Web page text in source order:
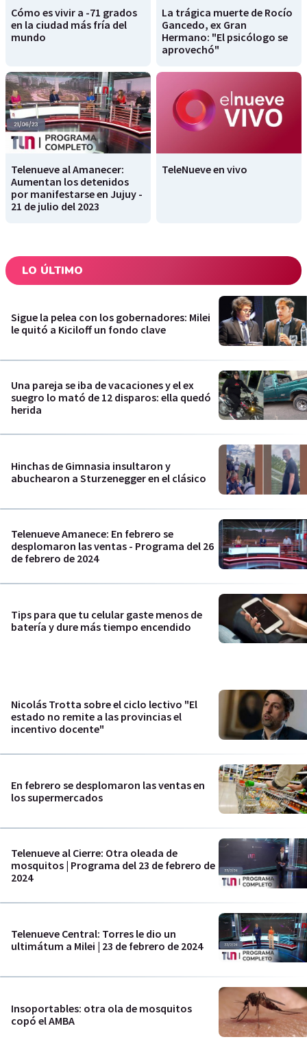
Cómo es vivir a -71 grados
en la ciudad más fría del
mundo
La trágica muerte de Rocío
Gancedo, ex Gran
Hermano: "El psicólogo se
aprovechó"
Telenueve al Amanecer:
Aumentan los detenidos
por manifestarse en Jujuy -
21 de julio del 2023
TeleNueve en vivo
LO ÚLTIMO
Sigue la pelea con los gobernadores: Milei
le quitó a Kiciloff un fondo clave
Una pareja se iba de vacaciones y el ex
suegro lo mató de 12 disparos: ella quedó
herida
Hinchas de Gimnasia insultaron y
abuchearon a Sturzenegger en el clásico
Telenueve Amanece: En febrero se
desplomaron las ventas - Programa del 26
de febrero de 2024
Tips para que tu celular gaste menos de
batería y dure más tiempo encendido
Nicolás Trotta sobre el ciclo lectivo "El
estado no remite a las provincias el
incentivo docente"
En febrero se desplomaron las ventas en
los supermercados
Telenueve al Cierre: Otra oleada de
mosquitos | Programa del 23 de febrero de
2024
Telenueve Central: Torres le dio un
ultimátum a Milei | 23 de febrero de 2024
Insoportables: otra ola de mosquitos
copó el AMBA